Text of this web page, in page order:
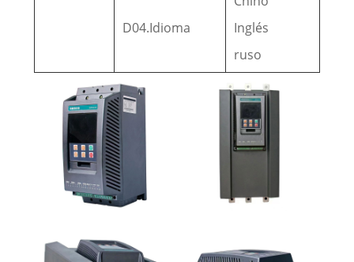
D04.Idioma
Inglés
ruso